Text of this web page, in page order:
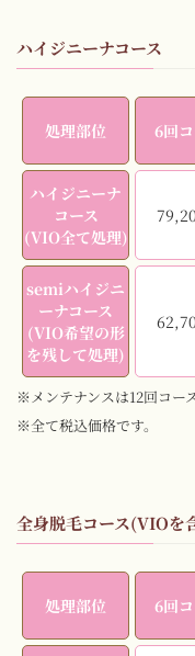
ハイジニーナコース
処理部位 6回
ハイジニーナ
コース
(VIO全て処理)
semiハイジニ
ーナコース
(VIO希望の形
を残して処理)
※メンテナンスは12回コー
※全て税込価格です。
全身脱毛コース(VIOを
処理部位 6回